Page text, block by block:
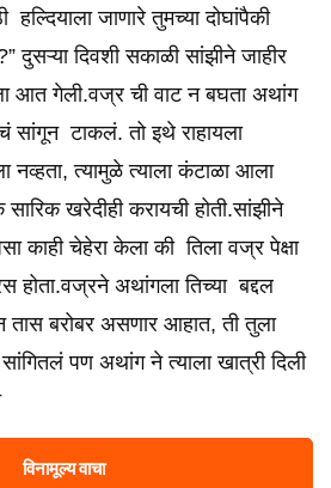
जाणारे तुमच्या दोघांपैकी
दुसऱ्या दिवशी सकाळी सांझीने जाहीर
गेली.वज्र ची वाट न बघता अथांग
सांगून टाकलं. तो इथे राहायला
त्यामुळे त्याला कंटाळा आला
सारिक खरेदीही करायची होती.सांझीने
काही चेहेरा केला की तिला वज्र पेक्षा
होता.वज्रने अथांगला तिच्या बद्दल
तास बरोबर असणार आहात, ती तुला
पण अथांग ने त्याला खात्री दिली
विनामूल्य वाचा